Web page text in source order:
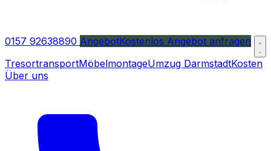
0157 92638890 AngebotKostenlos Angebot anfragen
TresortransportMöbelmontageUmzug DarmstadtKosten
Über uns